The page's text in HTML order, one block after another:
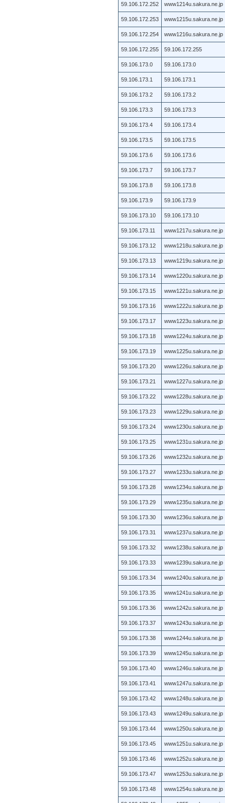
59.106.172.252 www1214u.sakura.ne.jp
59.106.172.253 www1215u.sakura.ne.jp
59.106.172.254 www1216u.sakura.ne.jp
59.106.172.255 59.106.172.255
59.106.173.0 59.106.173.0
59.106.173.1 59.106.173.1
59.106.173.2 59.106.173.2
59.106.173.3 59.106.173.3
59.106.173.4 59.106.173.4
59.106.173.5 59.106.173.5
59.106.173.6 59.106.173.6
59.106.173.7 59.106.173.7
59.106.173.8 59.106.173.8
59.106.173.9 59.106.173.9
59.106.173.10 59.106.173.10
59.106.173.11 www1217u.sakura.ne.jp
59.106.173.12 www1218u.sakura.ne.jp
59.106.173.13 www1219u.sakura.ne.jp
59.106.173.14 www1220u.sakura.ne.jp
59.106.173.15 www1221u.sakura.ne.jp
59.106.173.16 www1222u.sakura.ne.jp
59.106.173.17 www1223u.sakura.ne.jp
59.106.173.18 www1224u.sakura.ne.jp
59.106.173.19 www1225u.sakura.ne.jp
59.106.173.20 www1226u.sakura.ne.jp
59.106.173.21 www1227u.sakura.ne.jp
59.106.173.22 www1228u.sakura.ne.jp
59.106.173.23 www1229u.sakura.ne.jp
59.106.173.24 www1230u.sakura.ne.jp
59.106.173.25 www1231u.sakura.ne.jp
59.106.173.26 www1232u.sakura.ne.jp
59.106.173.27 www1233u.sakura.ne.jp
59.106.173.28 www1234u.sakura.ne.jp
59.106.173.29 www1235u.sakura.ne.jp
59.106.173.30 www1236u.sakura.ne.jp
59.106.173.31 www1237u.sakura.ne.jp
59.106.173.32 www1238u.sakura.ne.jp
59.106.173.33 www1239u.sakura.ne.jp
59.106.173.34 www1240u.sakura.ne.jp
59.106.173.35 www1241u.sakura.ne.jp
59.106.173.36 www1242u.sakura.ne.jp
59.106.173.37 www1243u.sakura.ne.jp
59.106.173.38 www1244u.sakura.ne.jp
59.106.173.39 www1245u.sakura.ne.jp
59.106.173.40 www1246u.sakura.ne.jp
59.106.173.41 www1247u.sakura.ne.jp
59.106.173.42 www1248u.sakura.ne.jp
59.106.173.43 www1249u.sakura.ne.jp
59.106.173.44 www1250u.sakura.ne.jp
59.106.173.45 www1251u.sakura.ne.jp
59.106.173.46 www1252u.sakura.ne.jp
59.106.173.47 www1253u.sakura.ne.jp
59.106.173.48 www1254u.sakura.ne.jp